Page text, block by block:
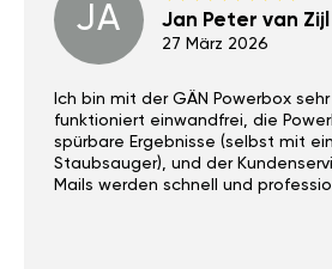
JA Jan Peter van
27 März 2026
Ich bin mit der GÄN Powerbox
funktioniert einwandfrei, die
spürbare Ergebnisse (selbst mit
Staubsauger), und der
Mails werden schnell und